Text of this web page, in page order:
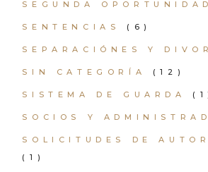
SEGUNDA OPORTUNIDAD
SENTENCIAS (6)
SEPARACIÓNES Y
SIN CATEGORÍA (12)
SISTEMA DE GUARDA
SOCIOS Y
SOLICITUDES DE
(1)